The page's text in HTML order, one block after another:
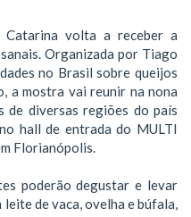
volta a receber a
Organizada por Tiago
no Brasil sobre queijos
a mostra vai reunir na nona
de diversas regiões do país
hall de entrada do MULTI
Florianópolis.
poderão degustar e levar
de vaca, ovelha e búfala,